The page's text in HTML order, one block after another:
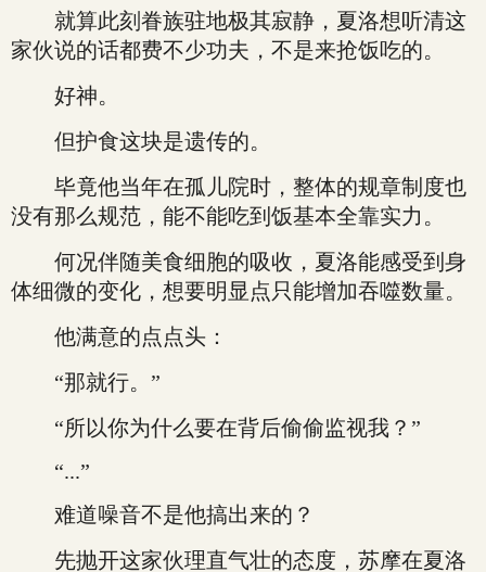
就算此刻眷族驻地极其寂静，夏洛想听清这
家伙说的话都费不少功夫，不是来抢饭吃的。
好神。
但护食这块是遗传的。
毕竟他当年在孤儿院时，整体的规章制度也
没有那么规范，能不能吃到饭基本全靠实力。
何况伴随美食细胞的吸收，夏洛能感受到身
体细微的变化，想要明显点只能增加吞噬数量。
他满意的点点头：
“那就行。”
“所以你为什么要在背后偷偷监视我？”
“...”
难道噪音不是他搞出来的？
先抛开这家伙理直气壮的态度，苏摩在夏洛